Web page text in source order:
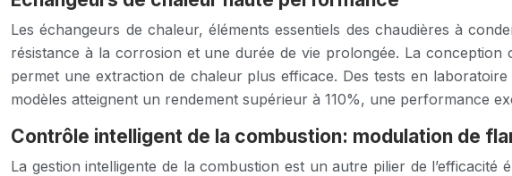
Les échangeurs de chaleur, éléments essentiels des chaudières à
résistance à la corrosion et une durée de vie prolongée. La conception
permet une extraction de chaleur plus efficace. Des tests en
modèles atteignent un rendement supérieur à 110%, une performance
Contrôle intelligent de la combustion: modulation de
La gestion intelligente de la combustion est un autre pilier de